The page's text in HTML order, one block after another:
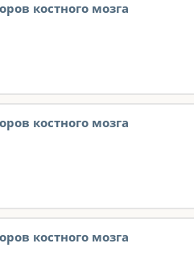
костного мозга
костного мозга
костного мозга